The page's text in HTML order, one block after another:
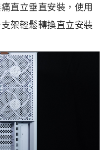
直立垂直安裝，使用
架輕鬆轉換直立安裝